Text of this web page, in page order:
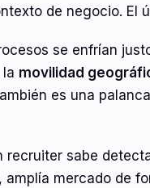
de negocio. El
se enfrían
movilidad
es una
recruiter sabe
amplía mercado de